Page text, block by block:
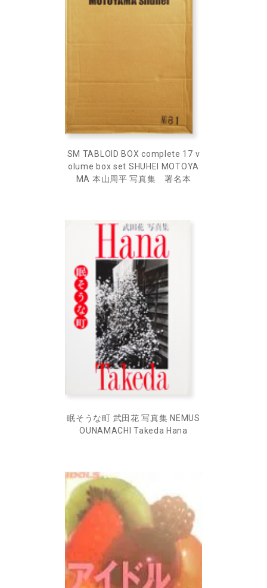
SM TABLOID BOX complete 17 v
olume box set SHUHEI MOTOYA
MA 本山周平 写真集 署名本
眠そうな町 武田花 写真集 NEMUS
OUNAMACHI Takeda Hana